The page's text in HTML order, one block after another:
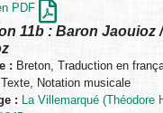
PDF
11b : Baron Jaouioz
: Breton, Traduction en
Texte, Notation musicale
: La Villemarqué (Théodore